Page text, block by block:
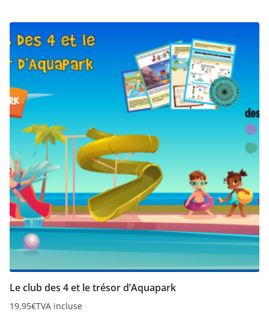
Le club des 4 et le trésor d’Aquapark
19,95€TVA incluse